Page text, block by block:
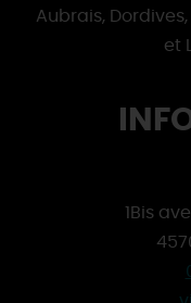
Aubrais,
et
1Bis